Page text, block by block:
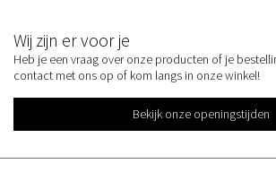
Wij zijn er voor je
Heb je een vraag over onze producten of je
contact met ons op of kom langs in onze winkel!
Bekijk onze openingstijden